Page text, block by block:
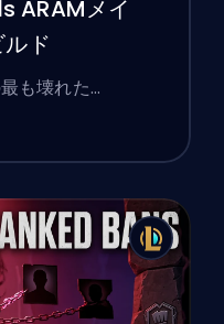
ARAMメイ
ド
も壊れた…